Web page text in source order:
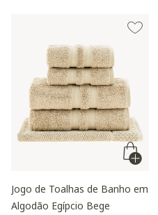
Jogo de Toalhas de Banho em
Algodão Egípcio Bege